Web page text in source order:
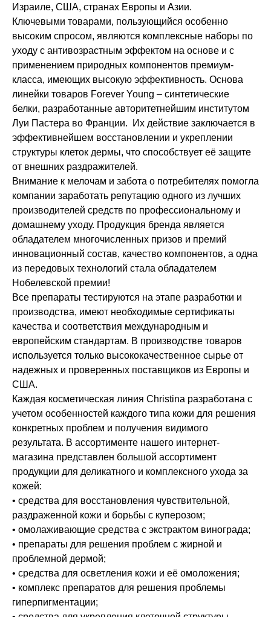
Израиле, США, странах Европы и Азии.
Ключевыми товарами, пользующийся особенно
высоким спросом, являются комплексные наборы по
уходу с антивозрастным эффектом на основе и с
применением природных компонентов премиум-
класса, имеющих высокую эффективность. Основа
линейки товаров Forever Young – синтетические
белки, разработанные авторитетнейшим институтом
Луи Пастера во Франции. Их действие заключается в
эффективнейшем восстановлении и укреплении
структуры клеток дермы, что способствует её защите
от внешних раздражителей.
Внимание к мелочам и забота о потребителях помогла
компании заработать репутацию одного из лучших
производителей средств по профессиональному и
домашнему уходу. Продукция бренда является
обладателем многочисленных призов и премий
инновационный состав, качество компонентов, а одна
из передовых технологий стала обладателем
Нобелевской премии!
Все препараты тестируются на этапе разработки и
производства, имеют необходимые сертификаты
качества и соответствия международным и
европейским стандартам. В производстве товаров
используется только высококачественное сырье от
надежных и проверенных поставщиков из Европы и
США.
Каждая косметическая линия Christina разработана с
учетом особенностей каждого типа кожи для решения
конкретных проблем и получения видимого
результата. В ассортименте нашего интернет-
магазина представлен большой ассортимент
продукции для деликатного и комплексного ухода за
кожей:
• средства для восстановления чувствительной,
раздраженной кожи и борьбы с куперозом;
• омолаживающие средства с экстрактом винограда;
• препараты для решения проблем с жирной и
проблемной дермой;
• средства для осветления кожи и её омоложения;
• комплекс препаратов для решения проблемы
гиперпигментации;